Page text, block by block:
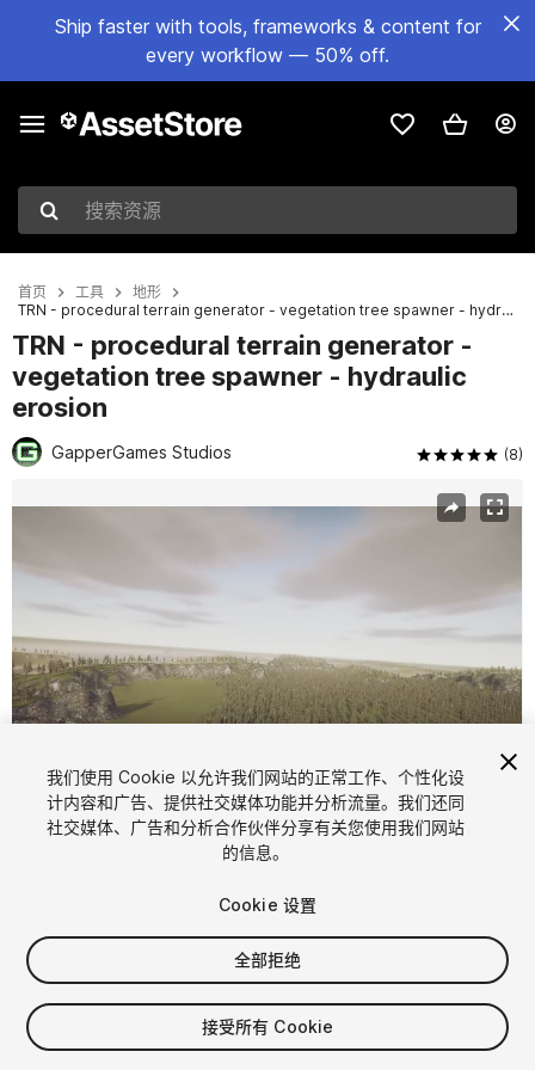
Ship faster with tools, frameworks & content for
every workflow — 50% off.
搜索资源
首页 工具
地形
TRN - procedural terrain generator - vegetation tree spawner - hydraulic erosion
TRN - procedural terrain generator -
vegetation tree spawner - hydraulic
erosion
GapperGames Studios (8)
1 /25
FREE
92viewsin the past week
我们使用 Cookie 以允许我们网站的正常工作、个性化设
计内容和广告、提供社交媒体功能并分析流量。我们还同
社交媒体、广告和分析合作伙伴分享有关您使用我们网站
的信息。
Cookie 设置
全部拒绝
接受所有 Cookie